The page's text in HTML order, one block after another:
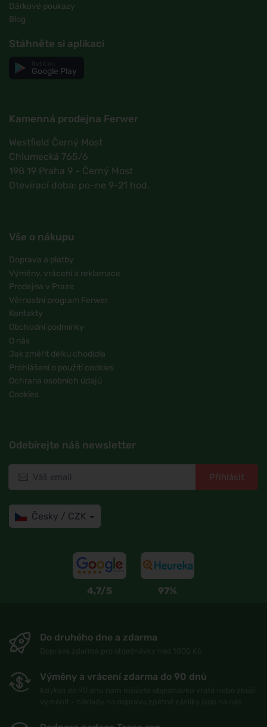
Dárkové poukazy
Blog
Stáhněte si aplikaci
Google Play
Kamenná prodejna Ferwer
Westfield Černý Most
Chlumecká 765/6
198 19 Praha 9 - Černý Most
Otevírací doba: po-ne 9-21 hod.
Vše o nákupu
Doprava a platby
Výměny, vrácení a reklamace
Prodejna v Praze
Věrnostní program Ferwer
Kontakty
Obchodní podmínky
O nás
Jak změřit délku chodidla
Prohlášení o použití cookies
Ochrana osobních údajů
Cookies
Odebírejte náš newsletter
Přihlásit
Česky / CZK
4,7/5 97%
Do druhého dne a zdarma
Výměny a vrácení zdarma do 90 dnů